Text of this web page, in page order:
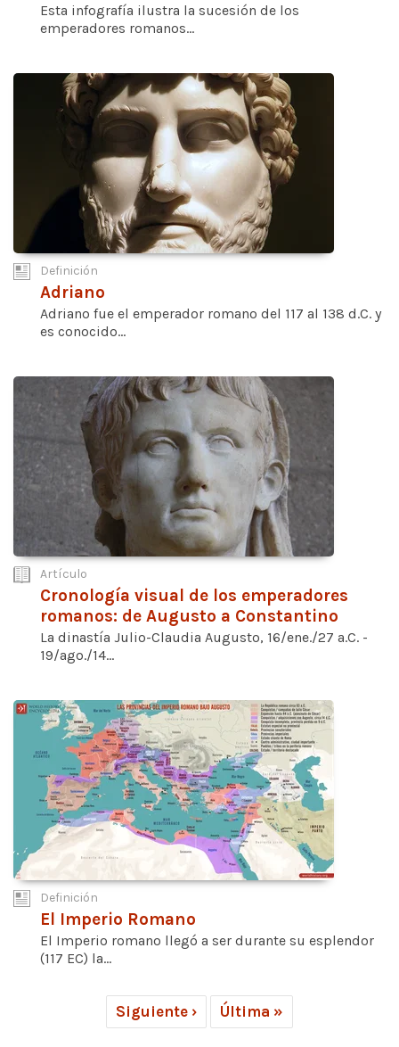
Esta infografía ilustra la sucesión de los
emperadores romanos...
Definición
Adriano
Adriano fue el emperador romano del 117 al 138 d.C. y
es conocido...
Artículo
Cronología visual de los emperadores
romanos: de Augusto a Constantino
La dinastía Julio-Claudia Augusto, 16/ene./27 a.C. -
19/ago./14...
Definición
El Imperio Romano
El Imperio romano llegó a ser durante su esplendor
(117 EC) la...
Siguiente › Última »